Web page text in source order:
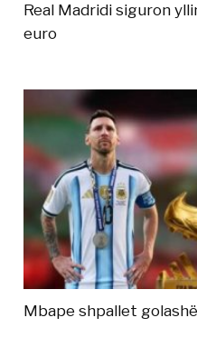
Real Madridi siguron
euro
Mbape shpallet